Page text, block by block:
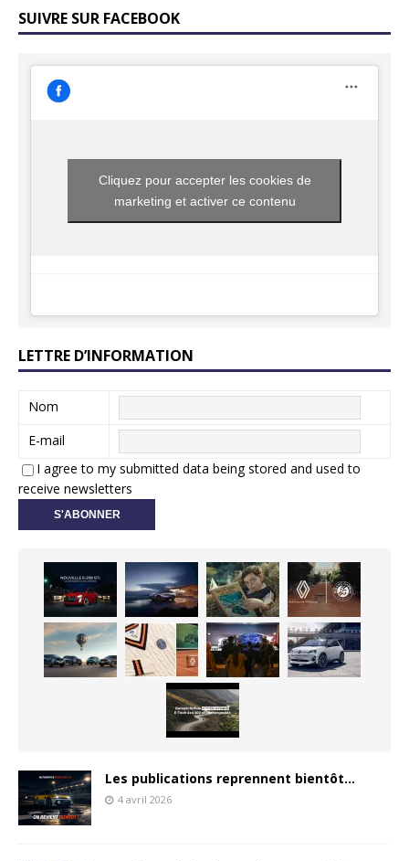
SUIVRE SUR FACEBOOK
Cliquez pour accepter les cookies de
marketing et activer ce contenu
LETTRE D’INFORMATION
Nom
E-mail
I agree to my submitted data being stored and used to
receive newsletters
Les publications reprennent bientôt…
4 avril 2026